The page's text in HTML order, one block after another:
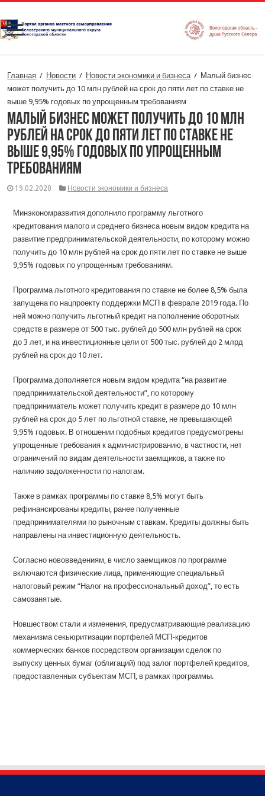
Главная / Новости / Новости экономики и бизнеса / Малый бизнес
может получить до 10 млн рублей на срок до пяти лет по ставке не
выше 9,95% годовых по упрощенным требованиям
Малый бизнес может получить до 10 млн
рублей на срок до пяти лет по ставке не
выше 9,95% годовых по упрощенным
требованиям
19.02.2020 Новости экономики и бизнеса
Минэкономразвития дополнило программу льготного
кредитования малого и среднего бизнеса новым видом кредита на
развитие предпринимательской деятельности, по которому можно
получить до 10 млн рублей на срок до пяти лет по ставке не выше
9,95% годовых по упрощенным требованиям.
Программа льготного кредитования по ставке не более 8,5% была
запущена по нацпроекту поддержки МСП в феврале 2019 года. По
ней можно получить льготный кредит на пополнение оборотных
средств в размере от 500 тыс. рублей до 500 млн рублей на срок
до 3 лет, и на инвестиционные цели от 500 тыс. рублей до 2 млрд
рублей на срок до 10 лет.
Программа дополняется новым видом кредита “на развитие
предпринимательской деятельности”, по которому
предприниматель может получить кредит в размере до 10 млн
рублей на срок до 5 лет по льготной ставке, не превышающей
9,95% годовых. В отношении подобных кредитов предусмотрены
упрощенные требования к администрированию, в частности, нет
ограничений по видам деятельности заемщиков, а также по
наличию задолженности по налогам.
Также в рамках программы по ставке 8,5% могут быть
рефинансированы кредиты, ранее полученные
предпринимателями по рыночным ставкам. Кредиты должны быть
направлены на инвестиционную деятельность.
Согласно нововведениям, в число заемщиков по программе
включаются физические лица, применяющие специальный
налоговый режим “Налог на профессиональный доход”, то есть
самозанятые.
Новшеством стали и изменения, предусматривающие реализацию
механизма секьюритизации портфелей МСП-кредитов
коммерческих банков посредством организации сделок по
выпуску ценных бумаг (облигаций) под залог портфелей кредитов,
предоставленных субъектам МСП, в рамках программы.